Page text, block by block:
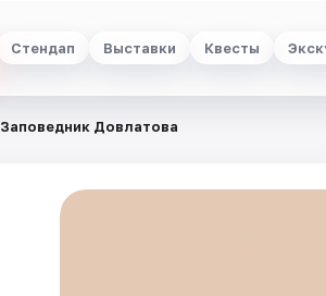
Стендап Выставки Квесты
Заповедник Довлатова